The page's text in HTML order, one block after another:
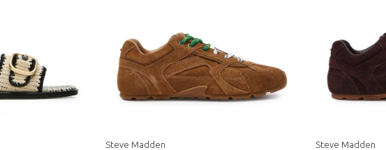
Steve Madden Steve Madden